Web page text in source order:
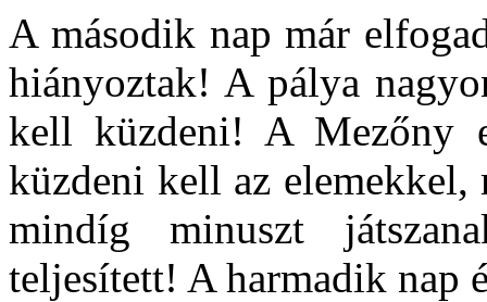
A második nap már
hiányoztak! A pálya
kell küzdeni! A Mezőny
küzdeni kell az elemekkel,
mindíg minuszt
teljesített! A harmadik nap